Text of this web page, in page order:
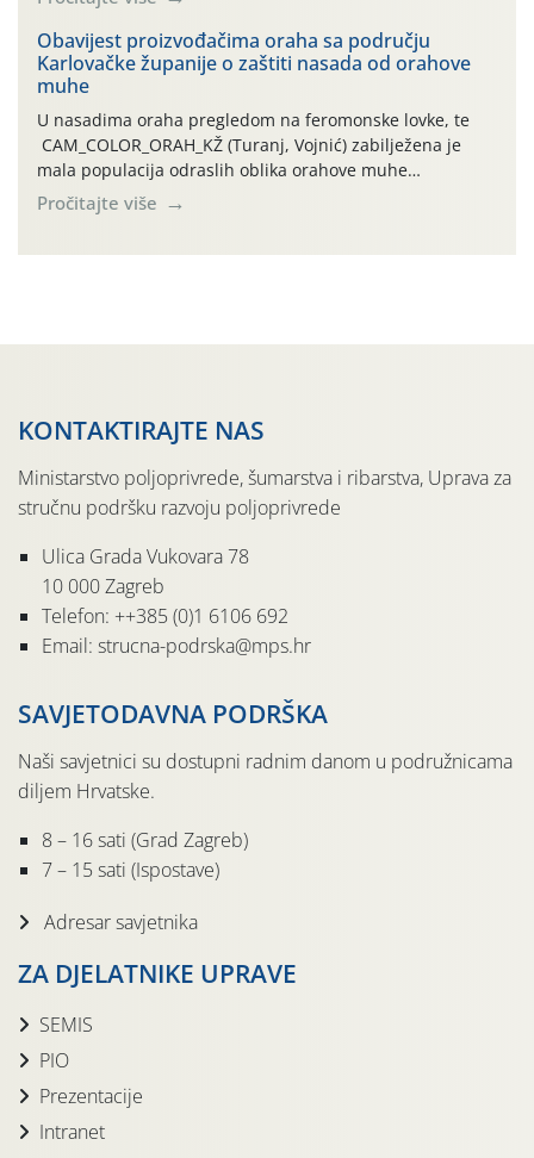
orahove muhe (Rhagoletis completa)! Već dvanaest dana
traje drugi ovogodišnji “toplinski udar”, koji naročito
izražen zadnja šest dana (31.7.-05.8.), jer najviše
temperature zraka svakodnevno […]
Obavijest proizvođačima oraha sa području
Karlovačke županije o zaštiti nasada od orahove
muhe
U nasadima oraha pregledom na feromonske lovke, te
CAM_COLOR_ORAH_KŽ (Turanj, Vojnić) zabilježena je
mala populacija odraslih oblika orahove muhe
(Rhagoletis completa). Niska brojnost može se objasniti
činjenicom da je riječ o mladim nasadima s vrlo malim
Pročitajte više
KONTAKTIRAJTE NAS
Ministarstvo poljoprivrede, šumarstva i ribarstva, Uprava za
stručnu podršku razvoju poljoprivrede
Ulica Grada Vukovara 78
10 000 Zagreb
Telefon: ++385 (0)1 6106 692
Email: strucna-podrska@mps.hr
SAVJETODAVNA PODRŠKA
Naši savjetnici su dostupni radnim danom u podružnicama
diljem Hrvatske.
8 – 16 sati (Grad Zagreb)
7 – 15 sati (Ispostave)
Adresar savjetnika
ZA DJELATNIKE UPRAVE
SEMIS
PIO
Prezentacije
Intranet